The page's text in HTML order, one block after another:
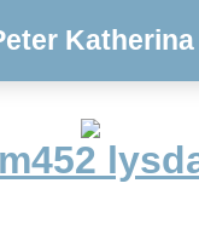
Katherina